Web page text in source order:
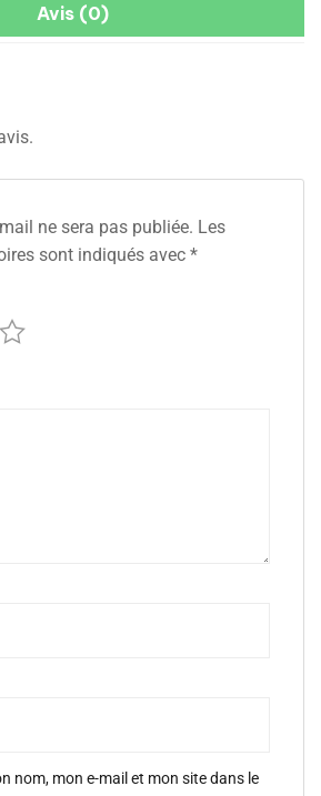
Avis (0)
ne sera pas publiée. Les
sont indiqués avec *
nom, mon e-mail et mon site dans le